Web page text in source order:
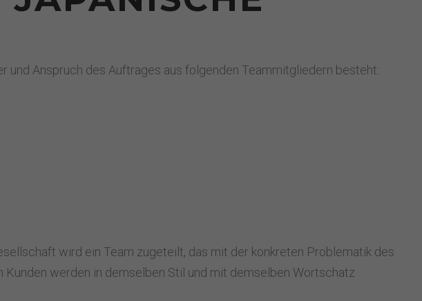
und Anspruch des Auftrages aus folgenden Teammitgliedern besteht:
wird ein Team zugeteilt, das mit der konkreten Problematik des
werden in demselben Stil und mit demselben Wortschatz